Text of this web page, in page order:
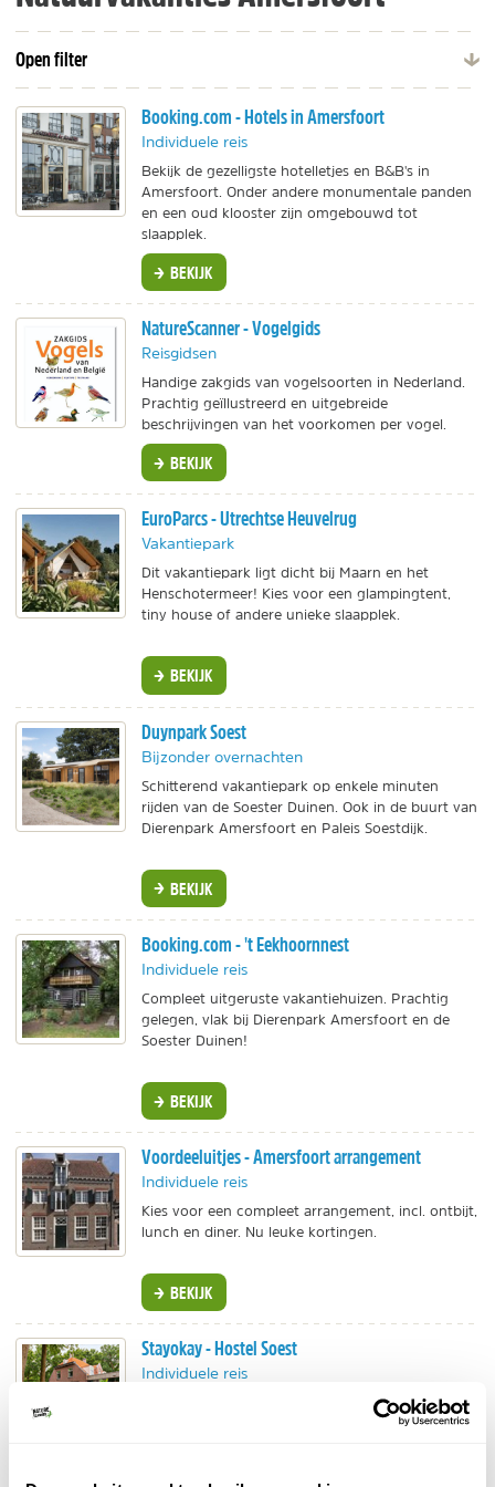
Open filter
Booking.com - Hotels in Amersfoort
Individuele reis
Bekijk de gezelligste hotelletjes en B&B's in
Amersfoort. Onder andere monumentale panden
en een oud klooster zijn omgebouwd tot
slaapplek.
BEKIJK
NatureScanner - Vogelgids
Reisgidsen
Handige zakgids van vogelsoorten in Nederland.
Prachtig geïllustreerd en uitgebreide
beschrijvingen van het voorkomen per vogel.
BEKIJK
EuroParcs - Utrechtse Heuvelrug
Vakantiepark
Dit vakantiepark ligt dicht bij Maarn en het
Henschotermeer! Kies voor een glampingtent,
tiny house of andere unieke slaapplek.
BEKIJK
Duynpark Soest
Bijzonder overnachten
Schitterend vakantiepark op enkele minuten
rijden van de Soester Duinen. Ook in de buurt van
Dierenpark Amersfoort en Paleis Soestdijk.
BEKIJK
Booking.com - 't Eekhoornnest
Individuele reis
Compleet uitgeruste vakantiehuizen. Prachtig
gelegen, vlak bij Dierenpark Amersfoort en de
Soester Duinen!
BEKIJK
Voordeeluitjes - Amersfoort arrangement
Individuele reis
Kies voor een compleet arrangement, incl. ontbijt,
lunch en diner. Nu leuke kortingen.
BEKIJK
Stayokay - Hostel Soest
Individuele reis
Knus hostel in het bos bij Soest. Enkele minuten
fietsen naar de Soesterduinen en ook centrum